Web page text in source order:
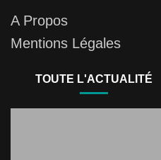
A Propos
Mentions Légales
TOUTE L'ACTUALITÉ